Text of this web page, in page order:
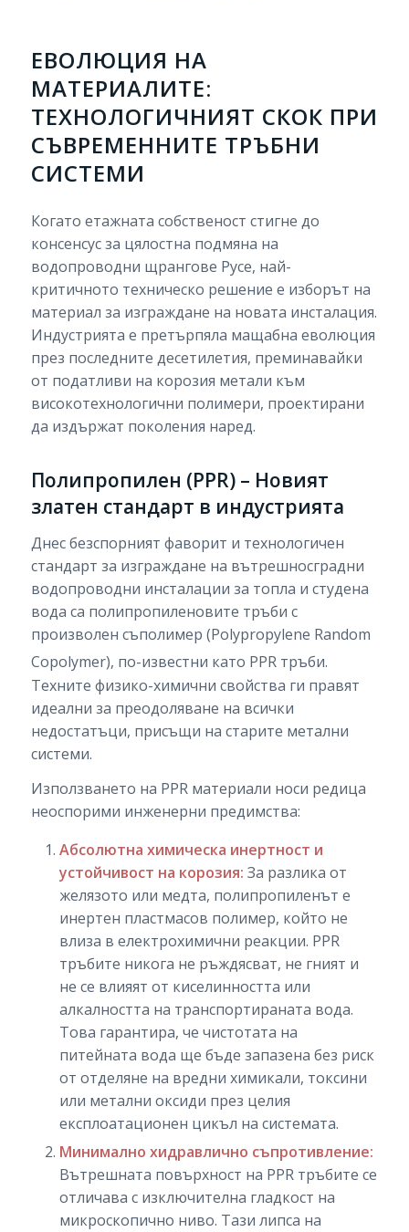
ЕВОЛЮЦИЯ НА
МАТЕРИАЛИТЕ:
ТЕХНОЛОГИЧНИЯТ СКОК ПРИ
СЪВРЕМЕННИТЕ ТРЪБНИ
СИСТЕМИ
Когато етажната собственост стигне до
консенсус за цялостна подмяна на
водопроводни щрангове Русе, най-
критичното техническо решение е изборът на
материал за изграждане на новата инсталация.
Индустрията е претърпяла мащабна еволюция
през последните десетилетия, преминавайки
от податливи на корозия метали към
високотехнологични полимери, проектирани
да издържат поколения наред.
Полипропилен (PPR) – Новият
златен стандарт в индустрията
Днес безспорният фаворит и технологичен
стандарт за изграждане на вътрешносградни
водопроводни инсталации за топла и студена
вода са полипропиленовите тръби с
произволен съполимер (Polypropylene Random
Copolymer), по-известни като PPR тръби.
Техните физико-химични свойства ги правят
идеални за преодоляване на всички
недостатъци, присъщи на старите метални
системи.
Използването на PPR материали носи редица
неоспорими инженерни предимства:
Абсолютна химическа инертност и
устойчивост на корозия: За разлика от
желязото или медта, полипропиленът е
инертен пластмасов полимер, който не
влиза в електрохимични реакции. PPR
тръбите никога не ръждясват, не гният и
не се влияят от киселинността или
алкалността на транспортираната вода.
Това гарантира, че чистотата на
питейната вода ще бъде запазена без риск
от отделяне на вредни химикали, токсини
или метални оксиди през целия
експлоатационен цикъл на системата.
Минимално хидравлично съпротивление:
Вътрешната повърхност на PPR тръбите се
отличава с изключителна гладкост на
микроскопично ниво. Тази липса на